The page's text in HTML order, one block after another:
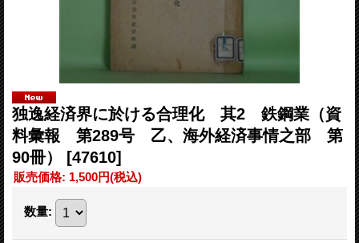
独逸経済界に於ける合理化 其2 鉄鋼業（資
料彙報 第289号 乙、海外経済事情之部 第
90冊）
[47610]
販売価格: 1,500円(税込)
数量: